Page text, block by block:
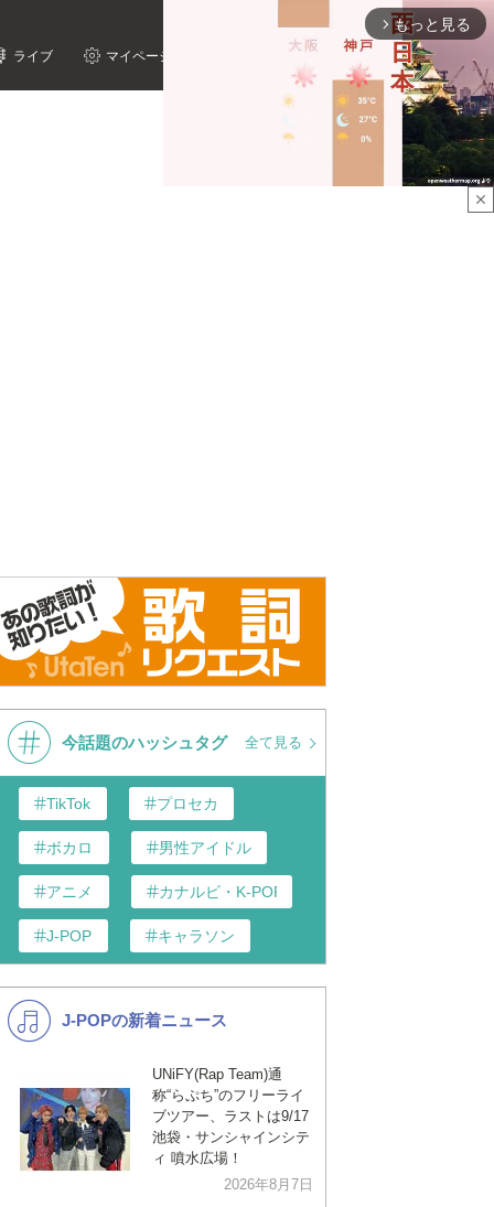
ライブ マイページ
close
arrow_forward_ios もっと見る
今話題のハッシュタグ 全て見る
TikTok プロセカ
ボカロ 男性アイドル
アニメ カナルビ・K-POP和訳
J-POP キャラソン
K-POP バンド
洋楽
VTuber ディズニー
J-POPの新着ニュース
UNiFY(Rap Team)通
称“らぷち”のフリーライ
ブツアー、ラストは9/17
池袋・サンシャインシテ
ィ 噴水広場！
2026年8月7日